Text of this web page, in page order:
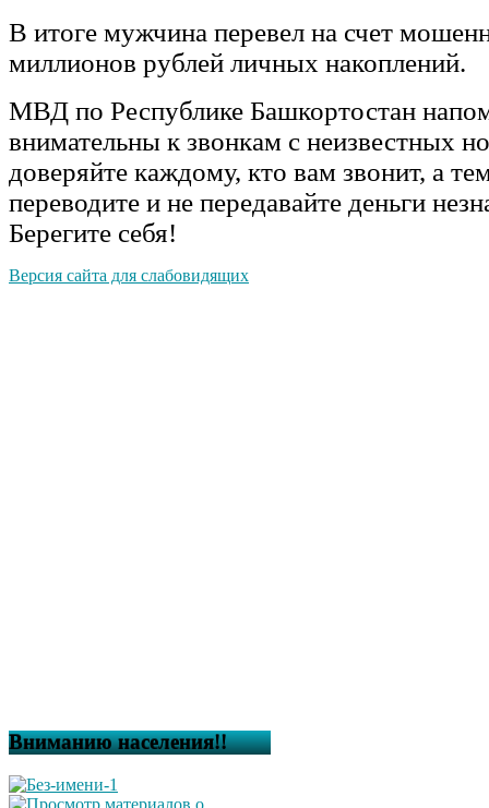
В итоге мужчина перевел на счет
миллионов рублей личных накоплений.
МВД по Республике Башкортостан
внимательны к звонкам с неизвестных
доверяйте каждому, кто вам звонит, а
переводите и не передавайте деньги
Берегите себя!
Версия сайта для слабовидящих
Вниманию населения!!